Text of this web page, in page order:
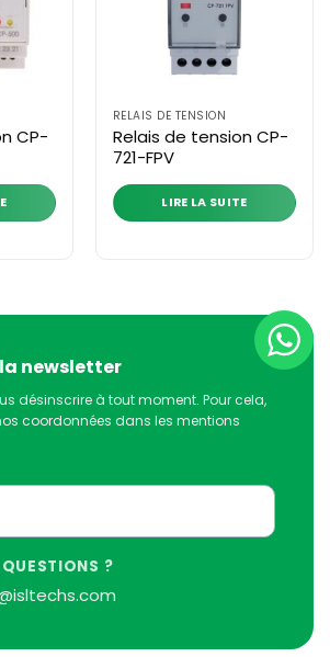
CP-
RELAIS DE TENSION
Relais de tension CP-
721-FPV
LIRE LA SUITE
newsletter
désinscrire à tout moment. Pour cela,
coordonnées dans les mentions
QUESTIONS ?